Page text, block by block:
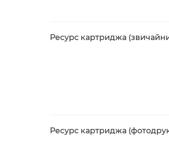
Ресурс картриджа
Ресурс картриджа